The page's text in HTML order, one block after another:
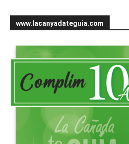
www.lacanyadateguia.com